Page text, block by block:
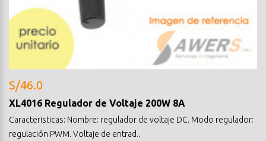
S/46.0
XL4016 Regulador de Voltaje 200W 8A
Caracteristicas: Nombre: regulador de voltaje DC. Modo regulador:
regulación PWM. Voltaje de entrad..